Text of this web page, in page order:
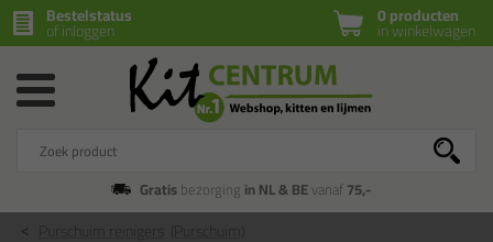
0 producten
in winkelwagen
Bestelstatus
of inloggen
Gratisbezorging in NL & BEvanaf75,-